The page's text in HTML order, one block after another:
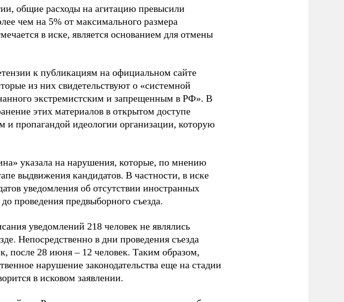
общие расходы на агитацию превысили
чем на 5% от максимального размера
в иске, является основанием для отмены
к публикациям на официальном сайте
из них свидетельствуют о «системной
экстремистским и запрещенным в РФ». В
этих материалов в открытом доступе
и пропагандой идеологии организации, которую
указала на нарушения, которые, по мнению
выдвижения кандидатов. В частности, в иске
уведомления об отсутствии иностранных
проведения предвыборного съезда.
уведомлений 218 человек не являлись
Непосредственно в дни проведения съезда
после 28 июня – 12 человек. Таким образом,
нарушение законодательства еще на стадии
в исковом заявлении.